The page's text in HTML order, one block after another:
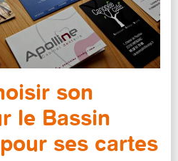
son
le Bassin
ses cartes